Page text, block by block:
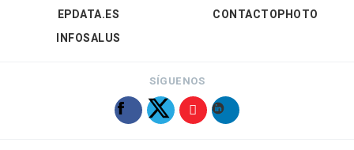
EPDATA.ES
INFOSALUS
CONTACTOPHOTO
SÍGUENOS